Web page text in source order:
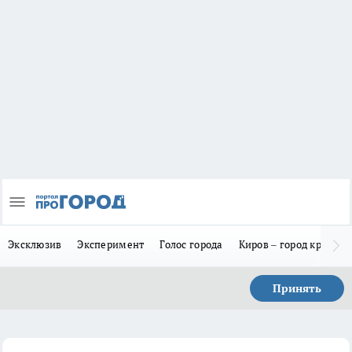
Эксклюзив Эксперимент Голос города Киров – город
Принять